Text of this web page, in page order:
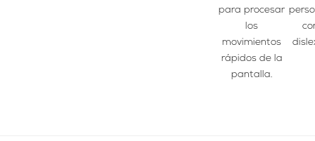
para procesar
los
movimientos
rápidos de la
pantalla.